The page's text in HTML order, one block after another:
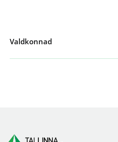
Valdkonnad